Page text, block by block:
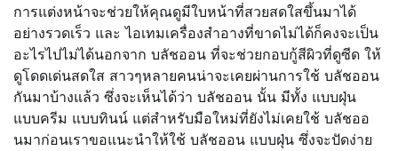
การแต่งหน้าจะช่วยให้คุณดูมีใบหน้าที่สวยสดใสขึ้นมาได้
อย่างรวดเร็ว และ ไอเทมเครื่องสำอางที่ขาดไม่ได้ก็คงจะเป็น
อะไรไปไม่ได้นอกจาก บลัชออน ที่จะช่วยกอบกู้สีผิวที่ดูซีด ให้
ดูโดดเด่นสดใส สาวๆหลายคนน่าจะเคยผ่านการใช้ บลัชออน
กันมาบ้างแล้ว ซึ่งจะเห็นได้ว่า บลัชออน นั้น มีทั้ง แบบฝุ่น
แบบครีม แบบทินน์ แต่สำหรับมือใหม่ที่ยังไม่เคยใช้ บลัชออ
นมาก่อนเราขอแนะนำให้ใช้ บลัชออน แบบฝุ่น ซึ่งจะปัดง่าย